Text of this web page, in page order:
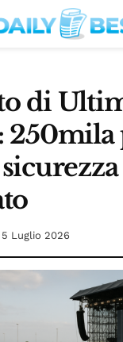
di
250mila
5 Luglio 2026